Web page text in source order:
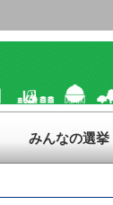
みんなの選挙